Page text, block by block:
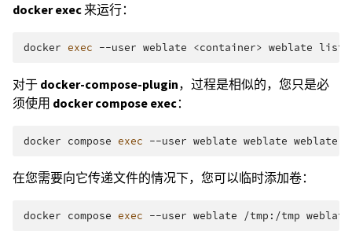
docker exec来运行：
docker exec --user weblate <container> weblate
对于docker-compose-plugin，过程是相似的，您只是必
须使用 docker compose exec：
docker compose exec --user weblate weblate weblate
在您需要向它传递文件的情况下，您可以临时添加卷：
docker compose exec --user weblate /tmp:/tmp weblate